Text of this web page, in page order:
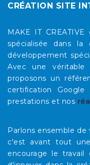
CRÉATION SITE
MAKE IT
spécialisée dans
développement
Avec une véritable
proposons un
certification
prestations et nos
Parlons ensemble de
c'est avant tout
encourage le